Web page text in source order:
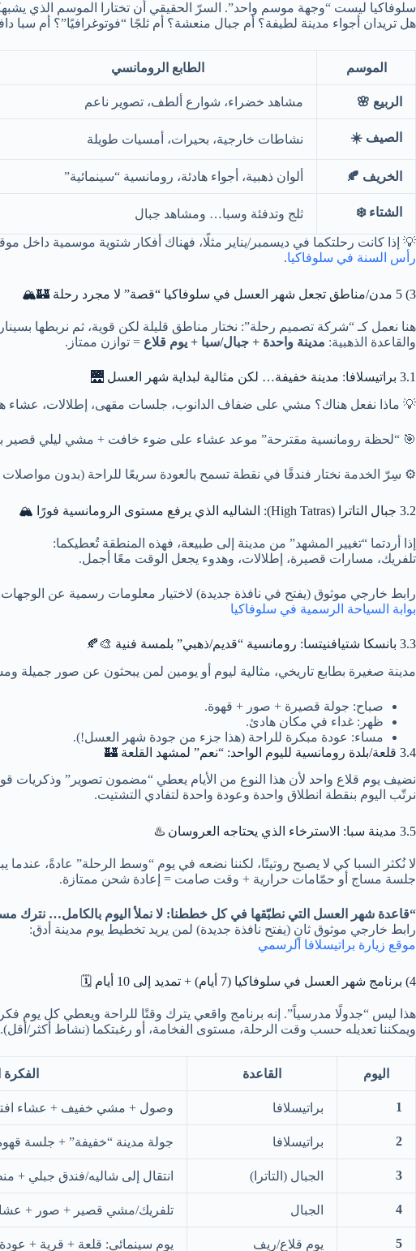
سلوفاكيا ليست “وجهة موسم واحد”. السرّ الحقيقي أن تختارا الموسم الذي
هل تريدان أجواء مدينة لطيفة؟ أم جبال منعشة؟ أم ثلجًا “فوتوغرافيًا”؟ أم سبا
الموسم الطابع الرومانسي
الربيع 🌸 مشاهد خضراء، شوارع ألطف، تصوير ناعم
الصيف ☀️ نشاطات خارجية، بحيرات، أمسيات طويلة
الخريف 🍂 ألوان ذهبية، أجواء هادئة، رومانسية “سينمائية”
الشتاء ❄️ ثلج وتدفئة وسبا… ومشاهد جبال
💡 إذا كانت رحلتكما في ديسمبر/يناير مثلًا، فهناك أفكار شتوية موسمية داخل
رأس السنة في سلوفاكيا.
3) 5 مدن/مناطق تجعل شهر العسل في سلوفاكيا “قصة” لا مجرد رحلة 🏰🏔️
هنا نعمل كـ “شركة تصميم رحلة”: نختار مناطق قليلة لكن قوية، ثم نربطها
والقاعدة الذهبية: مدينة واحدة + جبال/سبا + يوم قلاع = توازن ممتاز.
3.1 براتيسلافا: مدينة خفيفة… لكن مثالية لبداية شهر العسل 🌉
💡 ماذا نفعل هناك؟ مشي على ضفاف الدانوب، جلسات مقهى، إطلالات، عشاء
🎯 “لحظة رومانسية مقترحة” موعد عشاء على ضوء خافت + مشي ليلي قصير
⚙️ سِرّ الخدمة نختار فندقًا في نقطة تسمح بالعودة سريعًا للراحة (بدون مواصلات
3.2 جبال التاترا (High Tatras): الشاليه الذي يرفع مستوى الرومانسية فورًا 🏔️
إذا أردتما “تغيير المشهد” من مدينة إلى طبيعة، فهذه المنطقة تُعطيكما:
تلفريك، مسارات قصيرة، إطلالات، وهدوء يجعل الوقت معًا أجمل.
رابط خارجي موثوق (يفتح في نافذة جديدة) لاختيار معلومات رسمية عن
بوابة السياحة الرسمية في سلوفاكيا
3.3 بانسكا شتيافنيتسا: رومانسية “قديم/ذهبي” بلمسة فنية 🎨🍂
مدينة صغيرة بطابع تاريخي، مثالية ليوم أو يومين لمن يبحثون عن صور جميلة
صباح: جولة قصيرة + صور + قهوة.
ظهر: غداء في مكان هادئ.
مساء: عودة مبكرة للراحة (هذا جزء من جودة شهر العسل!).
3.4 قلعة/بلدة رومانسية لليوم الواحد: “نعم” لمشهد القلعة 🏰
نضيف يوم قلاع واحد لأن هذا النوع من الأيام يعطي “مضمون تصوير” وذكريات
نرتّب اليوم بنقطة انطلاق واحدة وعودة واحدة لتفادي التشتيت.
3.5 مدينة سبا: الاسترخاء الذي يحتاجه العروسان ♨️
لا نُكثر السبا كي لا يصبح روتينًا، لكننا نضعه في يوم “وسط الرحلة” عادةً، عندما
جلسة مساج أو حمّامات حرارية + وقت صامت = إعادة شحن ممتازة.
“قاعدة شهر العسل التي نطبّقها في كل خططنا: لا نملأ اليوم بالكامل… نترك
رابط خارجي موثوق ثانٍ (يفتح نافذة جديدة) لمن يريد تخطيط يوم مدينة أدق:
موقع زيارة براتيسلافا الرسمي
4) برنامج شهر العسل في سلوفاكيا (7 أيام) + تمديد إلى 10 أيام 🗓️
هذا ليس “جدولًا مدرسياً”. إنه برنامج واقعي يترك وقتًا للراحة ويعطي كل يوم
ويمكننا تعديله حسب وقت الرحلة، مستوى الفخامة، أو رغبتكما (نشاط أكثر/أقل).
اليوم القاعدة
1 براتيسلافا وصول + مشي خفيف + عشاء
2 براتيسلافا جولة مدينة “خفيفة” + جلسة
3 الجبال (التاترا) انتقال إلى شاليه/فندق جبلي +
4 الجبال تلفريك/مشي قصير + صور +
5 يوم قلاع/ريف يوم سينمائي: قلعة + قرية +